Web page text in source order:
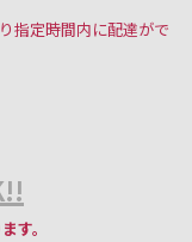
指定時間内に配達がで
す。